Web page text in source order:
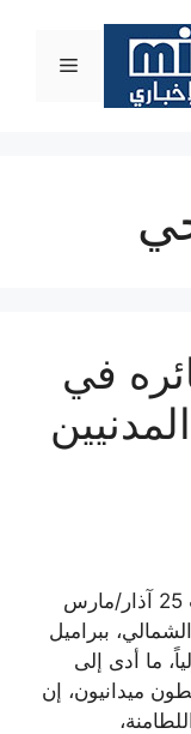
القائمة
في
قصف طيران النظام المروحي السبت 25 آذار/مارس
ببراميل
ما أدى إلى
ميدانيون، إن